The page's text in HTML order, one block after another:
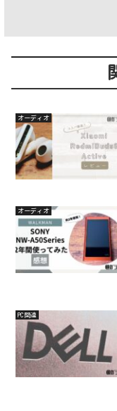
オーディオ
オーディオ
PC関連